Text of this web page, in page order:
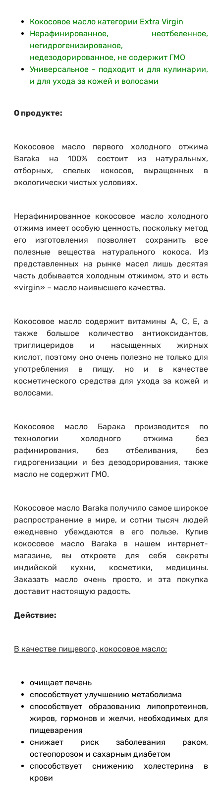
Кокосовое масло категории Extra Virgin
Нерафинированное, неотбеленное,
негидрогенизированое,
недезодорированное, не содержит ГМО
Универсальное - подходит и для кулинарии,
и для ухода за кожей и волосами
О продукте:
Кокосовое масло первого холодного отжима
Baraka на 100% состоит из натуральных,
отборных, спелых кокосов, выращенных в
экологически чистых условиях.
Нерафинированное кокосовое масло холодного
отжима имеет особую ценность, поскольку метод
его изготовления позволяет сохранить все
полезные вещества натурального кокоса. Из
представленных на рынке масел лишь десятая
часть добывается холодным отжимом, это и есть
«virgin» – масло наивысшего качества.
Кокосовое масло содержит витамины А, С, Е, а
также большое количество антиоксидантов,
триглицеридов и насыщенных жирных
кислот, поэтому оно очень полезно не только для
употребления в пищу, но и в качестве
косметического средства для ухода за кожей и
волосами.
Кокосовое масло Барака производится по
технологии холодного отжима без
рафинирования, без отбеливания, без
гидрогенизации и без дезодорирования, также
масло не содержит ГМО.
Кокосовое масло Baraka получило самое широкое
распространение в мире, и сотни тысяч людей
ежедневно убеждаются в его пользе. Купив
кокосовое масло Baraka в нашем интернет-
магазине, вы откроете для себя секреты
индийской кухни, косметики, медицины.
Заказать масло очень просто, и эта покупка
доставит настоящую радость.
Действие:
В качестве пищевого, кокосовое масло:
очищает печень
способствует улучшению метаболизма
способствует образованию липопротеинов,
жиров, гормонов и желчи, необходимых для
пищеварения
снижает риск заболевания раком,
остеопорозом и сахарным диабетом
способствует снижению холестерина в
крови